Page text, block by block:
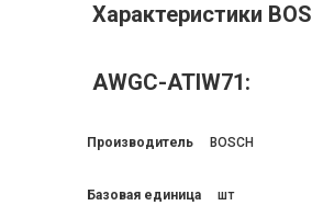
Характеристики
AWGC-ATIW71:
Производитель BOSCH
Базовая единица шт